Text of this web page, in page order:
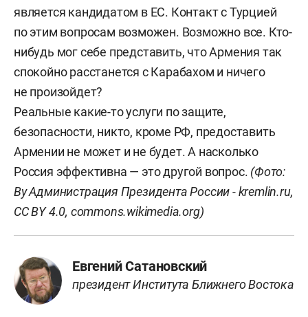
является кандидатом в ЕС. Контакт с Турцией
по этим вопросам возможен. Возможно все. Кто-
нибудь мог себе представить, что Армения так
спокойно расстанется с Карабахом и ничего
не произойдет?
Реальные какие-то услуги по защите,
безопасности, никто, кроме РФ, предоставить
Армении не может и не будет. А насколько
Россия эффективна — это другой вопрос. (Фото:
By Администрация Президента России -kremlin.ru,
CC BY 4.0, commons.wikimedia.org)
Евгений Сатановский
президент Института Ближнего Востока